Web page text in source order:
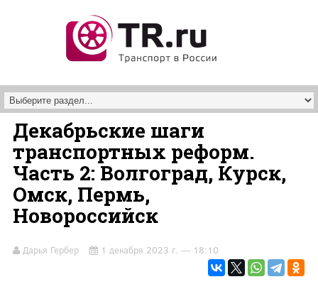
Декабрьские шаги
транспортных реформ.
Часть 2: Волгоград, Курск,
Омск, Пермь,
Новороссийск
Дарья Гербер 1 декабря 2023 г. — 18:10